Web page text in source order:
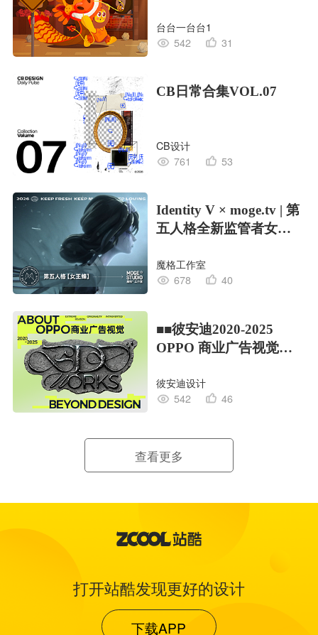
台台一台台1
542
31
CB日常合集VOL.07
CB设计
761
53
Identity V × moge.tv | 第
五人格全新监管者女王
魔格工作室
678
40
■■彼安迪2020-2025
OPPO 商业广告视觉合
彼安迪设计
542
46
查看更多
打开站酷发现更好的设计
下载APP